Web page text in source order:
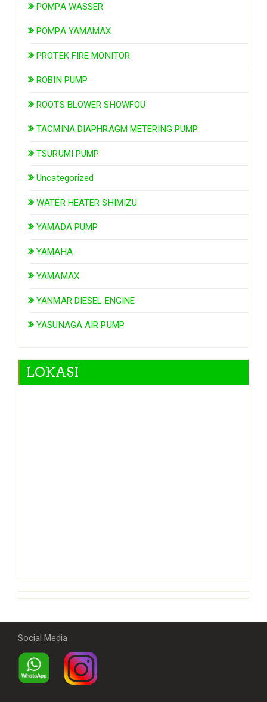
POMPA WASSER
POMPA YAMAMAX
PROTEK FIRE MONITOR
ROBIN PUMP
ROOTS BLOWER SHOWFOU
TACMINA DIAPHRAGM METERING PUMP
TSURUMI PUMP
Uncategorized
WATER HEATER SHIMIZU
YAMADA PUMP
YAMAHA
YAMAMAX
YANMAR DIESEL ENGINE
YASUNAGA AIR PUMP
LOKASI
Social Media